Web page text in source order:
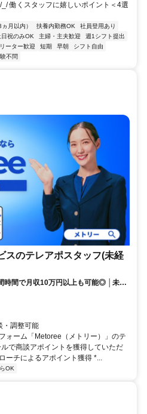
_/ 働くスタッフに嬉しいポイント＜4選
月以内） 扶養内勤務OK
社員登用あり
日祝のみOK 主婦・主夫歓迎
週1シフト提出
ーター歓迎 短期 早朝
シフト自由
不問
スのテレアポスタッフ(未経
時間で月収10万円以上も可能◎ │未経
・調整可能
ォーム「Metoree（メトリー）」のテ
で商談アポイントを獲得していただ
ーチによるアポイント獲得 *...
OK